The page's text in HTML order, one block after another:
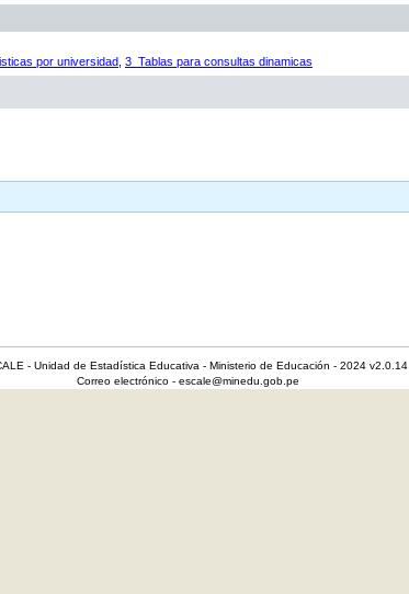
por universidad 3_Tablas para consultas dinamicas
- Unidad de Estadística Educativa - Ministerio de Educación - 2024 v2.0.14
Correo electrónico - escale@minedu.gob.pe